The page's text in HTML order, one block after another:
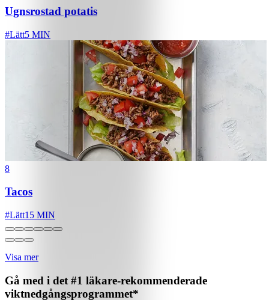
Ugnsrostad potatis
#Lätt5 MIN
8
Tacos
#Lätt15 MIN
Visa mer
Gå med i det #1 läkare-rekommenderade
viktnedgångsprogrammet*